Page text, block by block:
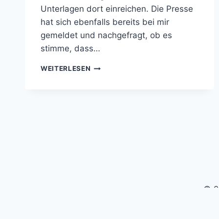
Unterlagen dort einreichen. Die Presse
hat sich ebenfalls bereits bei mir
gemeldet und nachgefragt, ob es
stimme, dass…
WEITERLESEN ALLE
©